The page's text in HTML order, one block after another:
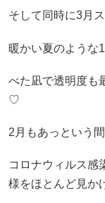
そして同時に3月
暖かい夏のような
べた凪で透明度も
♡
2月もあっという
コロナウィルス感
様をほとんど見か